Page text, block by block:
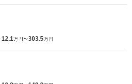
12.1万円〜303.5万円